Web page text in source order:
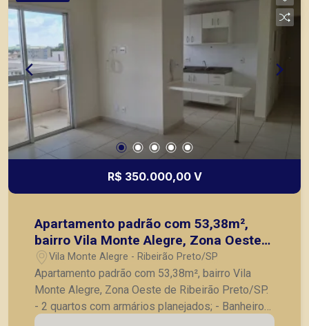
R$ 350.000,00 V
Apartamento padrão com 53,38m²,
bairro Vila Monte Alegre, Zona Oeste
de Ribeirão Preto/SP
Vila Monte Alegre - Ribeirão Preto/SP
Apartamento padrão com 53,38m², bairro Vila
Monte Alegre, Zona Oeste de Ribeirão Preto/SP.
- 2 quartos com armários planejados; - Banheiro
social; - Sala para 2 ambientes; - Sacada; -